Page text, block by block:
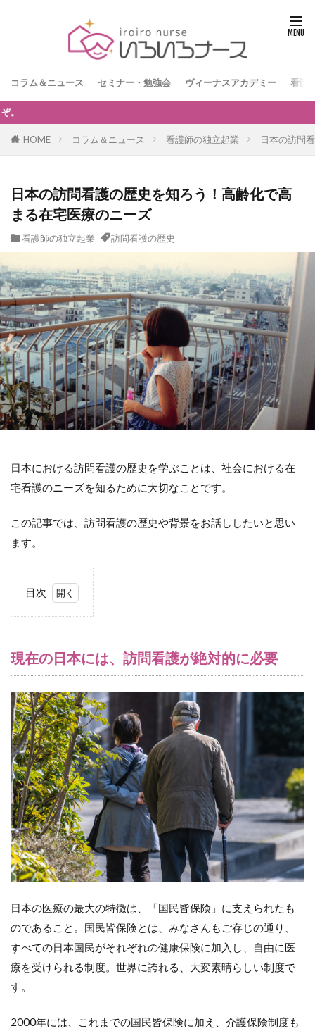
コラム＆ニュース セミナー・勉強会 ヴィーナスアカデミー 看護
HOME コラム＆ニュース 看護師の独立起業 日本の訪問
日本の訪問看護の歴史を知ろう！高齢化で高
まる在宅医療のニーズ
看護師の独立起業 訪問看護の歴史
日本における訪問看護の歴史を学ぶことは、社会における在
宅看護のニーズを知るために大切なことです。
この記事では、訪問看護の歴史や背景をお話ししたいと思い
ます。
目次
本に
は、
訪問
看護
が絶
対的
に必
要
2
訪
問
看
護
が
生
ま
れ
歴
と
背
看
現在の日本には、訪問看護が絶対的に必要
日本の医療の最大の特徴は、「国民皆保険」に支えられたも
のであること。国民皆保険とは、みなさんもご存じの通り、
すべての日本国民がそれぞれの健康保険に加入し、自由に医
療を受けられる制度。世界に誇れる、大変素晴らしい制度で
す。
2000年には、これまでの国民皆保険に加え、介護保険制度も